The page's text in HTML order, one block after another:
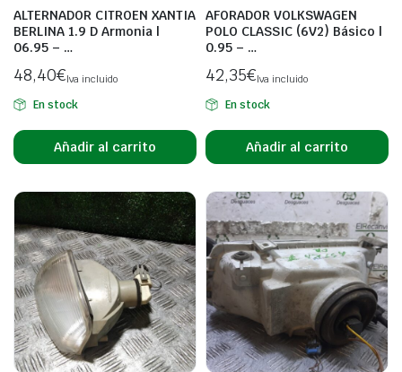
ALTERNADOR CITROEN XANTIA
BERLINA 1.9 D Armonia |
06.95 – …
48,40€Iva incluido
En stock
Añadir al carrito
AFORADOR VOLKSWAGEN
POLO CLASSIC (6V2) Básico |
0.95 – …
42,35€Iva incluido
En stock
Añadir al carrito